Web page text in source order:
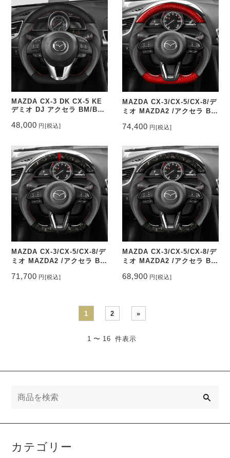
MAZDA CX-3 DK CX-5 KE
デミオ DJ アクセラ BM/BY
ンチングレザー トップマーク
48,000 円[税込]
MAZDA CX-3/CX-5/CX-8/デ
ミオ MAZDA2 /アクセラ BM
ン&パンチングレザー トップ
M335_COCA
74,400 円[税込]
MAZDA CX-3/CX-5/CX-8/デ
ミオ MAZDA2 /アクセラ BM
パンチングレザー トップマー
71,700 円[税込]
MAZDA CX-3/CX-5/CX-8/デ
ミオ MAZDA2 /アクセラ BM
パンチングレザー トップマー
68,900 円[税込]
1 2 »
1 〜 16 件表示
カテゴリー